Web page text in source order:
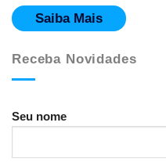
Saiba Mais
Receba Novidades
Seu nome